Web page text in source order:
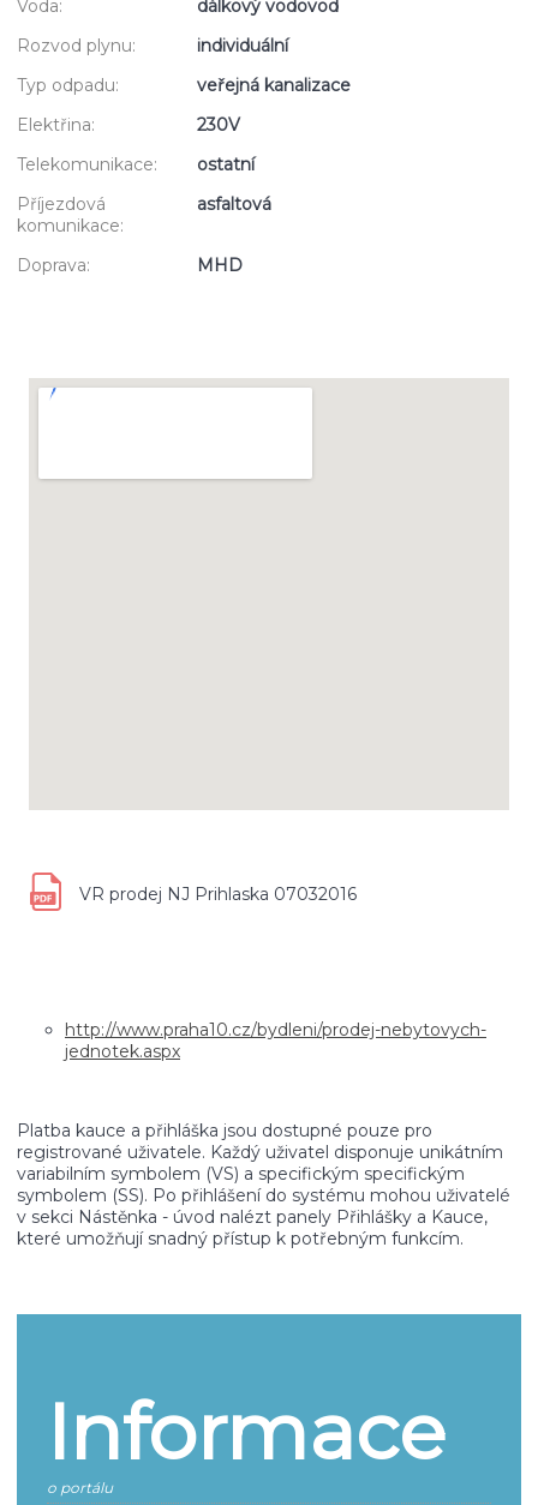
Voda:
dálkový vodovod
Rozvod plynu:
individuální
Typ odpadu:
veřejná kanalizace
Elektřina:
230V
Telekomunikace:
ostatní
Příjezdová
komunikace:
asfaltová
Doprava: MHD
VR prodej NJ Prihlaska 07032016
http://www.praha10.cz/bydleni/prodej-nebytovych-
jednotek.aspx
Platba kauce a přihláška jsou dostupné pouze pro
registrované uživatele. Každý uživatel disponuje unikátním
variabilním symbolem (VS) a specifickým specifickým
symbolem (SS). Po přihlášení do systému mohou uživatelé
v sekci Nástěnka - úvod nalézt panely Přihlášky a Kauce,
které umožňují snadný přístup k potřebným funkcím.
Informace
o portálu